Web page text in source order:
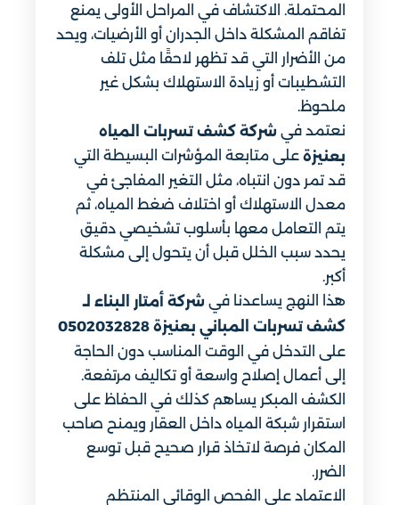
المحتملة. الاكتشاف في المراحل الأولى يمنع
تفاقم المشكلة داخل الجدران أو الأرضيات، ويحد
من الأضرار التي قد تظهر لاحقًا مثل تلف
التشطيبات أو زيادة الاستهلاك بشكل غير
ملحوظ.
نعتمد في شركة كشف تسربات المياه
بعنيزة على متابعة المؤشرات البسيطة التي
قد تمر دون انتباه، مثل التغير المفاجئ في
معدل الاستهلاك أو اختلاف ضغط المياه، ثم
يتم التعامل معها بأسلوب تشخيصي دقيق
يحدد سبب الخلل قبل أن يتحول إلى مشكلة
أكبر.
هذا النهج يساعدنا في شركة أمتار البناء لـ
كشف تسربات المباني بعنيزة 0502032828
على التدخل في الوقت المناسب دون الحاجة
إلى أعمال إصلاح واسعة أو تكاليف مرتفعة.
الكشف المبكر يساهم كذلك في الحفاظ على
استقرار شبكة المياه داخل العقار ويمنح صاحب
المكان فرصة لاتخاذ قرار صحيح قبل توسع
الضرر.
الاعتماد على الفحص الوقائي المنتظم